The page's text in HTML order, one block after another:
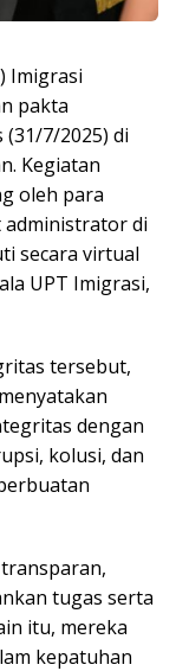
Imigrasi
pakta
7/2025) di
Kegiatan
oleh para
administrator di
secara virtual
UPT Imigrasi,
tersebut,
dengan
kolusi, dan
tugas serta
itu, mereka
kepatuhan